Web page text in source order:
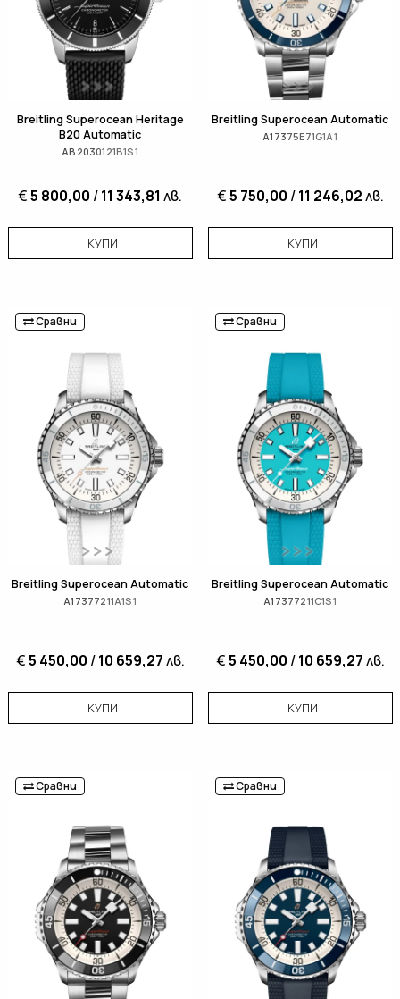
Breitling Superocean Heritage
B20 Automatic
AB2030121B1S1
€5 800,00 /11 343,81 лв.
КУПИ
Breitling Superocean Automatic
A17375E71G1A1
€5 750,00 /11 246,02лв.
КУПИ
Сравни
Breitling Superocean Automatic
A17377211A1S1
€5 450,00 /10 659,27лв.
КУПИ
Сравни
Breitling Superocean Automatic
A17377211C1S1
€5 450,00 /10 659,27лв.
КУПИ
Сравни Сравни